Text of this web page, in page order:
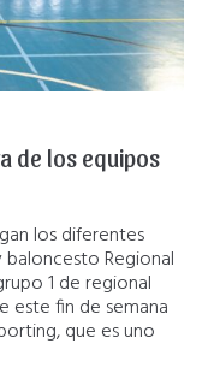
de los equipos
los diferentes
Regional
1 de regional
este fin de semana
que es uno